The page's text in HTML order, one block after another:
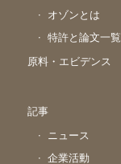
オゾンとは
特許と論文一覧
原料・エビデンス
記事
ニュース
企業活動